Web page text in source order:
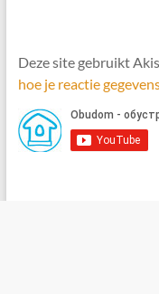
Deze site gebruikt
hoe je reactie